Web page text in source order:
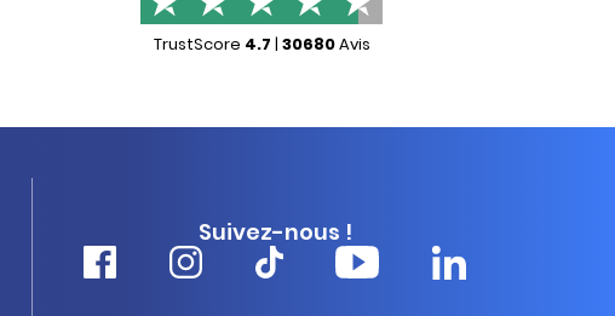
TrustScore 4.7 | 30680Avis
Suivez-nous !